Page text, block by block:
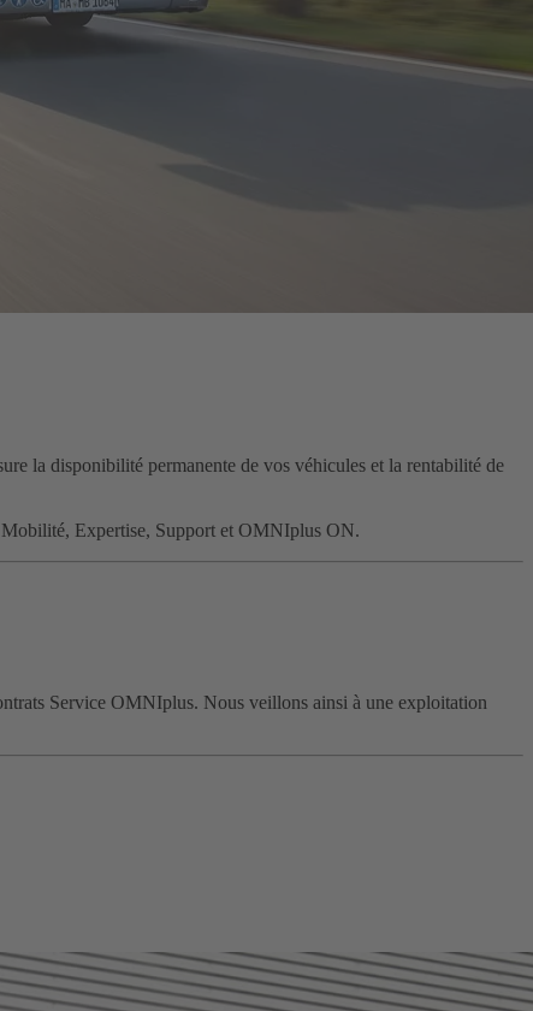
la disponibilité permanente de vos véhicules et la rentabilité de
Mobilité, Expertise, Support et OMNIplus ON.
Service OMNIplus. Nous veillons ainsi à une exploitation